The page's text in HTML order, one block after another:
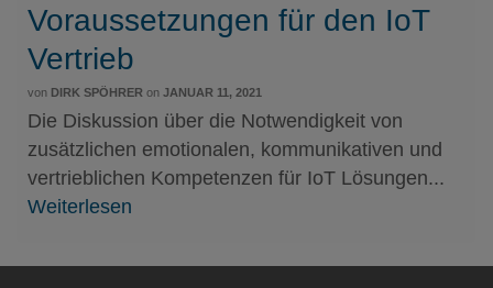
Voraussetzungen für den IoT
Vertrieb
von DIRK SPÖHRER on JANUAR 11, 2021
Die Diskussion über die Notwendigkeit von
zusätzlichen emotionalen, kommunikativen und
vertrieblichen Kompetenzen für IoT Lösungen...
Weiterlesen